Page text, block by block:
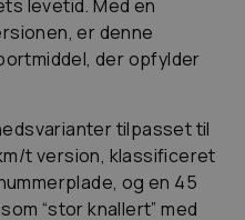
levetid. Med en
er denne
der opfylder
tilpasset til
t version, klassificeret
og en 45
“stor knallert” med